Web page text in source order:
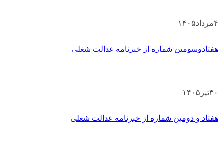
۴مرداد۱۴۰۵
هفتادوسومین شماره از خبرنامه عدالت شغلی
۳۰تیر ۱۴۰۵
هفتاد و دومین شماره از خبرنامه عدالت شغلی